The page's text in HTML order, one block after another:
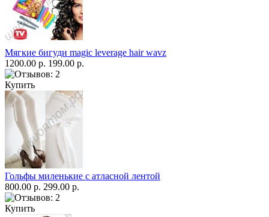
Мягкие бигуди magic leverage hair wavz
1200.00 р. 199.00 р.
Купить
Гольфы миленькие с атласной лентой
800.00 р. 299.00 р.
Купить